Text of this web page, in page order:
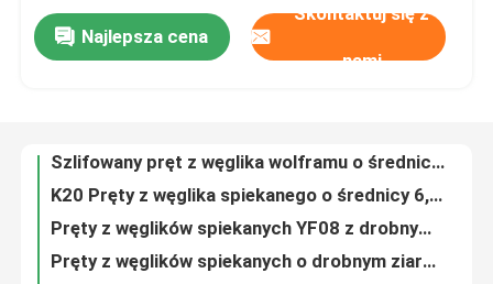
Wycieczka po fabryce
Skontaktuj się z nami
Aktualności
Najlepsza cena
Skontaktuj się z
nami
Pręty z węglików spiekanych o drobnym ziarnie z fazowaniem YG6X K20 o długości 50 mm
Pręty z węglika spiekanego wykończone rdzeniem z fazą K30 Solid do części zużywających się
YL10.2 Szlifowane pręty z węglika spiekanego z fazowaniem o drobnym ziarnie h6 Ra 0,2
Pręty z węglika spiekanego z wykończeniem wolframowym z pojedynczym prostym otworem fazowanym YL10.2